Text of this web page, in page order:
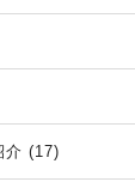
介 (17)